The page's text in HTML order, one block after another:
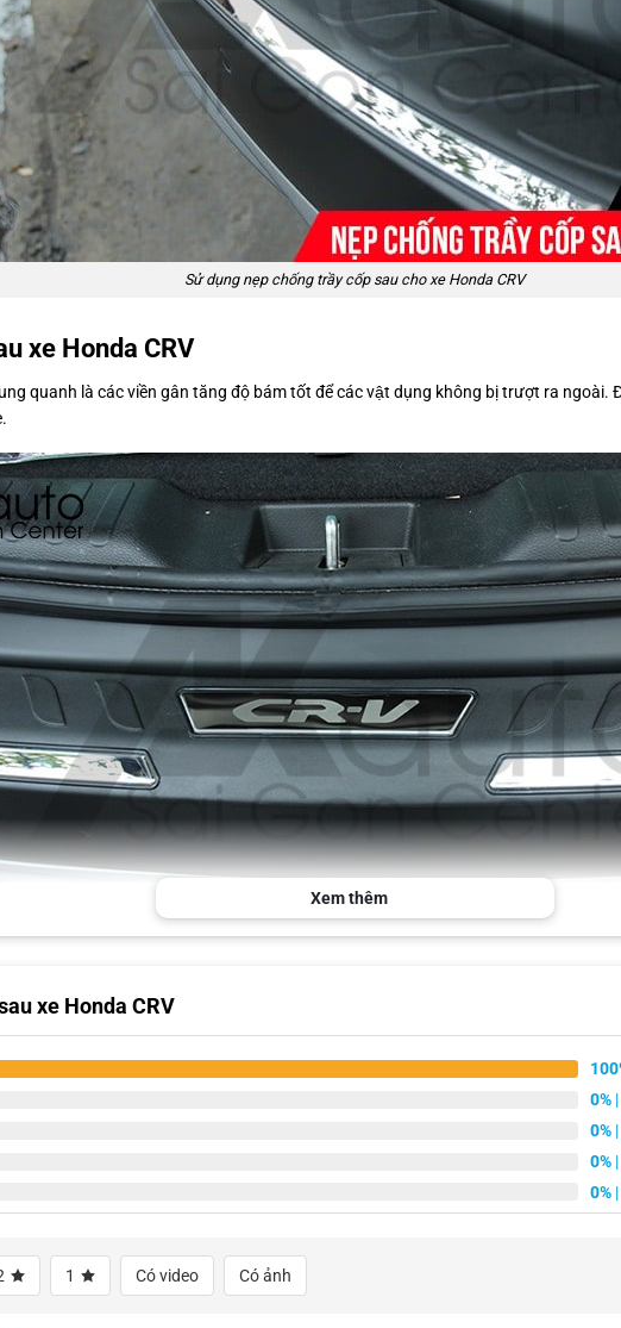
Sử dụng nẹp chống trầy cốp sau cho xe Honda CRV
xe Honda CRV
quanh là các viền gân tăng độ bám tốt để các vật dụng không bị trượt ra
Nẹp chống trầy cốp sau Honda CRV có kết cấu cứng cáp
bằng keo 3M, nhằm tạo sự ổn định trong quá trình sử dụng. Đúc chuẩn theo
Xem thêm
xe Honda CRV
0%
0%
0%
0%
1 Có video Có ảnh